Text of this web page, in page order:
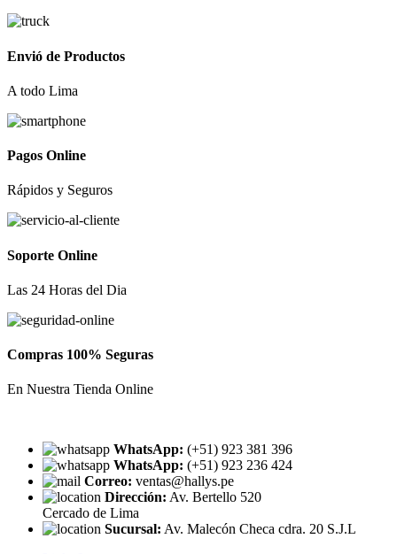
Envió de Productos
A todo Lima
Pagos Online
Rápidos y Seguros
Soporte Online
Las 24 Horas del Dia
Compras 100% Seguras
En Nuestra Tienda Online
WhatsApp: (+51) 923 381 396
WhatsApp: (+51) 923 236 424
Correo: ventas@hallys.pe
Dirección: Av. Bertello 520
Cercado de Lima
Sucursal: Av. Malecón Checa cdra. 20 S.J.L